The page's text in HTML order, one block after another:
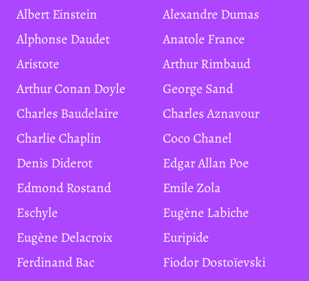
Albert Einstein
Alexandre Dumas
Alphonse Daudet
Anatole France
Aristote
Arthur Rimbaud
Arthur Conan Doyle
George Sand
Charles Baudelaire
Charles Aznavour
Charlie Chaplin
Coco Chanel
Denis Diderot
Edgar Allan Poe
Edmond Rostand
Emile Zola
Eschyle
Eugène Labiche
Eugène Delacroix
Euripide
Ferdinand Bac
Fiodor Dostoïevski